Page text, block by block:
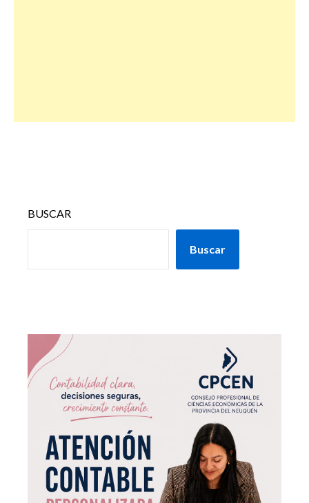
BUSCAR
Buscar